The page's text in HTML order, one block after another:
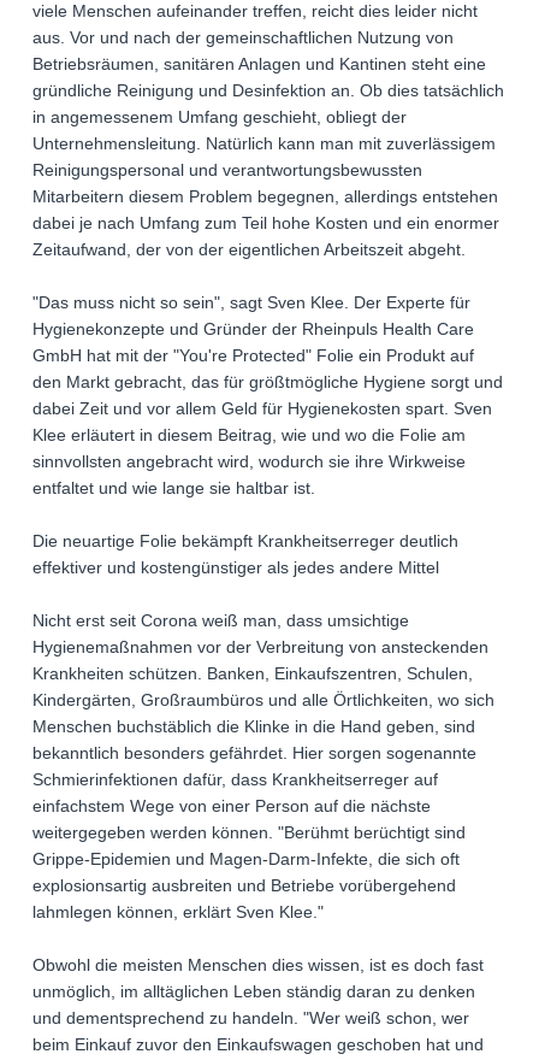
viele Menschen aufeinander treffen, reicht dies leider nicht
aus. Vor und nach der gemeinschaftlichen Nutzung von
Betriebsräumen, sanitären Anlagen und Kantinen steht eine
gründliche Reinigung und Desinfektion an. Ob dies tatsächlich
in angemessenem Umfang geschieht, obliegt der
Unternehmensleitung. Natürlich kann man mit zuverlässigem
Reinigungspersonal und verantwortungsbewussten
Mitarbeitern diesem Problem begegnen, allerdings entstehen
dabei je nach Umfang zum Teil hohe Kosten und ein enormer
Zeitaufwand, der von der eigentlichen Arbeitszeit abgeht.
"Das muss nicht so sein", sagt Sven Klee. Der Experte für
Hygienekonzepte und Gründer der Rheinpuls Health Care
GmbH hat mit der "You're Protected" Folie ein Produkt auf
den Markt gebracht, das für größtmögliche Hygiene sorgt und
dabei Zeit und vor allem Geld für Hygienekosten spart. Sven
Klee erläutert in diesem Beitrag, wie und wo die Folie am
sinnvollsten angebracht wird, wodurch sie ihre Wirkweise
entfaltet und wie lange sie haltbar ist.
Die neuartige Folie bekämpft Krankheitserreger deutlich
effektiver und kostengünstiger als jedes andere Mittel
Nicht erst seit Corona weiß man, dass umsichtige
Hygienemaßnahmen vor der Verbreitung von ansteckenden
Krankheiten schützen. Banken, Einkaufszentren, Schulen,
Kindergärten, Großraumbüros und alle Örtlichkeiten, wo sich
Menschen buchstäblich die Klinke in die Hand geben, sind
bekanntlich besonders gefährdet. Hier sorgen sogenannte
Schmierinfektionen dafür, dass Krankheitserreger auf
einfachstem Wege von einer Person auf die nächste
weitergegeben werden können. "Berühmt berüchtigt sind
Grippe-Epidemien und Magen-Darm-Infekte, die sich oft
explosionsartig ausbreiten und Betriebe vorübergehend
lahmlegen können, erklärt Sven Klee."
Obwohl die meisten Menschen dies wissen, ist es doch fast
unmöglich, im alltäglichen Leben ständig daran zu denken
und dementsprechend zu handeln. "Wer weiß schon, wer
beim Einkauf zuvor den Einkaufswagen geschoben hat und